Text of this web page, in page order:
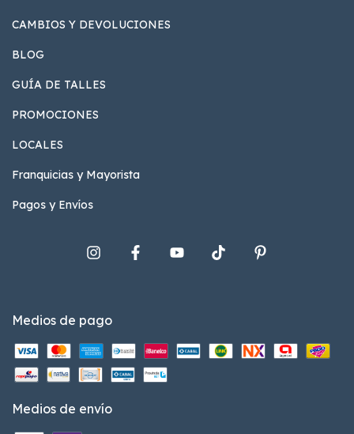
CAMBIOS Y DEVOLUCIONES
BLOG
GUÍA DE TALLES
PROMOCIONES
LOCALES
Franquicias y Mayorista
Pagos y Envíos
Medios de pago
Medios de envío